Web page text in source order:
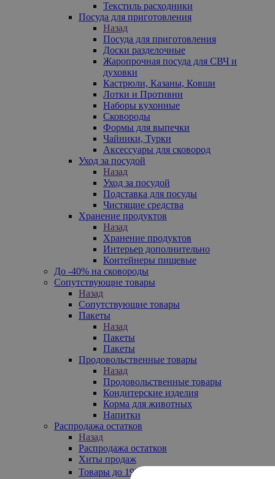
Текстиль расходники
Посуда для приготовления
Назад
Посуда для приготовления
Доски разделочные
Жаропрочная посуда для СВЧ и
духовки
Кастрюли, Казаны, Ковши
Лотки и Противни
Наборы кухонные
Сковороды
Формы для выпечки
Чайники, Турки
Аксессуары для сковород
Уход за посудой
Назад
Уход за посудой
Подставка для посуды
Чистящие средства
Хранение продуктов
Назад
Хранение продуктов
Интерьер дополнительно
Контейнеры пищевые
До -40% на сковороды
Сопутствующие товары
Назад
Сопутствующие товары
Пакеты
Назад
Пакеты
Пакеты
Продовольственные товары
Назад
Продовольственные товары
Кондитерские изделия
Корма для животных
Напитки
Распродажа остатков
Назад
Распродажа остатков
Хиты продаж
Товары до 199₽